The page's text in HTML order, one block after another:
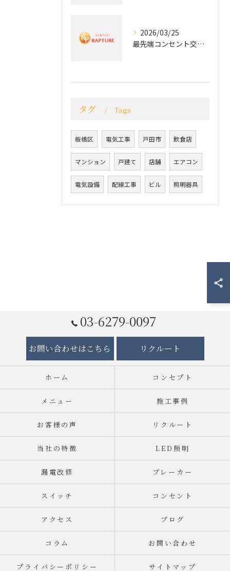
2026/03/25
最先端コンセント交換で実現する安全と快適な住環境
タグ Tags
板橋区 電気工事 戸田市 飲食店
マンション 戸建て 店舗 エアコン
電気設備 配線工事 ビル 照明器具
03-6279-0097
お問い合わせはこちら リクルート
ホーム コンセプト
メニュー 施工事例
お客様の声 リクルート
当社の特徴 LED照明
漏電改修 ブレーカー
スイッチ コンセント
アクセス ブログ
コラム お問い合わせ
プライバシーポリシー サイトマップ